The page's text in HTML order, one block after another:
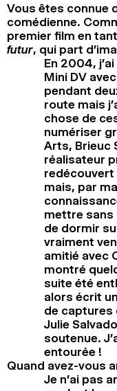
Vous êtes connue
comédienne.
premier film en
futur, qui part
En 2004,
Mini DV
pendant
route mais
chose de
numériser
Arts, Brieuc
réalisateur
redécouvert
mais, par
mettre sans
de dormir
vraiment
amitié avec
montré
suite été
alors écrit
de captures
Julie
soutenue.
entourée !
Quand avez-vous
Je n’ai pas